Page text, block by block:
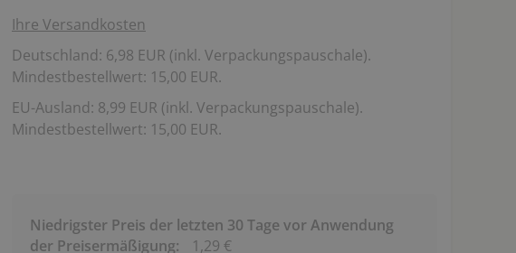
Ihre Versandkosten
Deutschland: 6,98 EUR (inkl. Verpackungspauschale).
Mindestbestellwert: 15,00 EUR.
EU-Ausland: 8,99 EUR (inkl. Verpackungspauschale).
Mindestbestellwert: 15,00 EUR.
Niedrigster Preis der letzten 30 Tage vor Anwendung
der Preisermäßigung:
1,29 €